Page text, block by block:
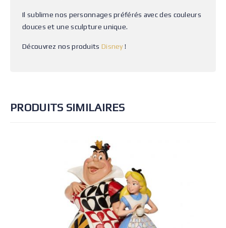
Il sublime nos personnages préférés avec des couleurs
douces et une sculpture unique.
Découvrez nos produits Disney!
PRODUITS SIMILAIRES